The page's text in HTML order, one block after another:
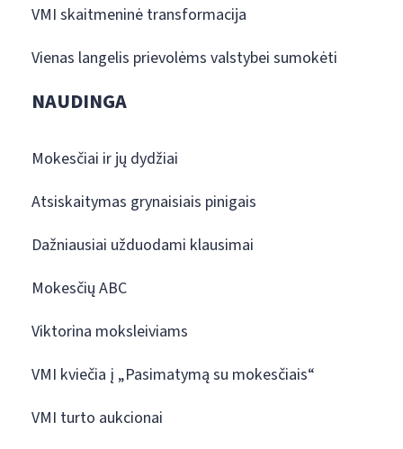
VMI skaitmeninė transformacija
Vienas langelis prievolėms valstybei sumokėti
NAUDINGA
Mokesčiai ir jų dydžiai
Atsiskaitymas grynaisiais pinigais
Dažniausiai užduodami klausimai
Mokesčių ABC
Viktorina moksleiviams
VMI kviečia į „Pasimatymą su mokesčiais“
VMI turto aukcionai